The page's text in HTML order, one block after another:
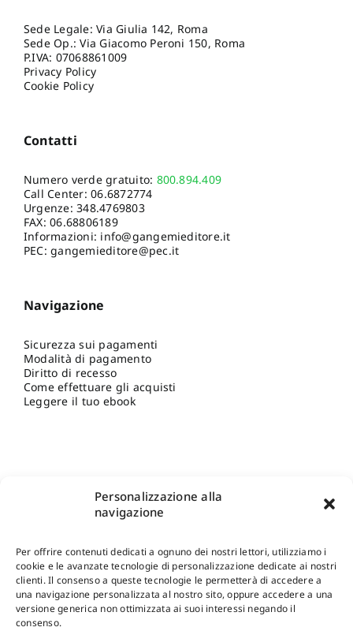
Personalizzazione alla
navigazione
Per offrire contenuti dedicati a ognuno dei nostri lettori, utilizziamo i
cookie e le avanzate tecnologie di personalizzazione dedicate ai nostri
clienti. Il consenso a queste tecnologie le permetterà di accedere a
una navigazione personalizzata al nostro sito, oppure accedere a una
versione generica non ottimizzata ai suoi interessi negando il
consenso.
Sede Legale: Via Giulia 142, Roma
Sede Op.: Via Giacomo Peroni 150, Roma
P.IVA: 07068861009
Privacy Policy
Cookie Policy
Contatti
Numero verde gratuito: 800.894.409
Call Center:06.6872774
Urgenze:348.4769803
FAX: 06.68806189
Informazioni: info@gangemieditore.it
PEC: gangemieditore@pec.it
Navigazione
Sicurezza sui pagamenti
Modalità di pagamento
Diritto di recesso
Come effettuare gli acquisti
Leggere il tuo ebook
Shop Gangemi Editore-Pagamenti Sicuri e anche Rateali